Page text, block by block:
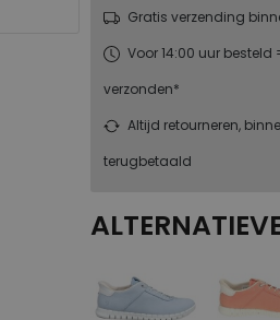
Gratis verzending
Voor 14:00 uur
verzonden*
Altijd retourneren,
terugbetaald